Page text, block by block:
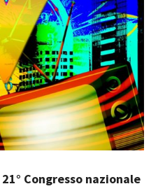
21° Congresso nazionale